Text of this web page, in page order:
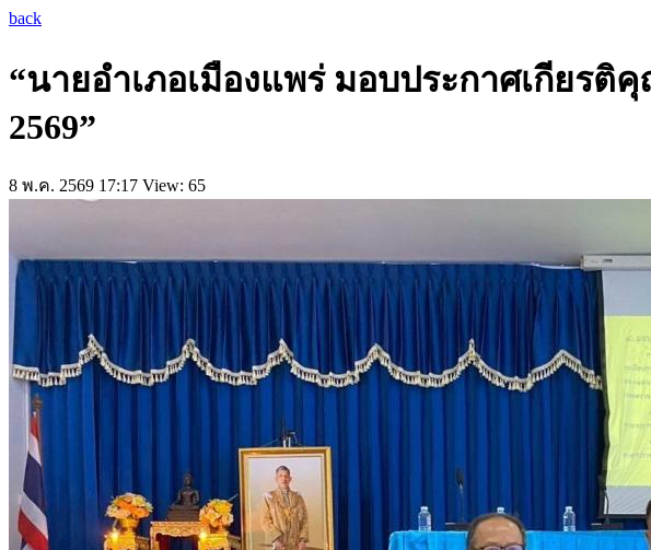
back
“นายอำเภอเมืองแพร่ มอบประกาศเกียร
2569”
8 พ.ค. 2569 17:17 View: 65